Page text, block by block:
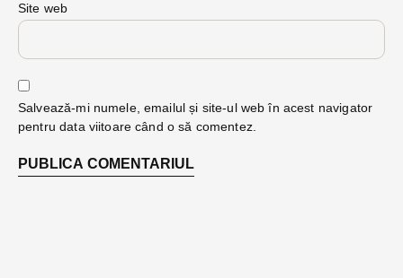
Site web
Salvează-mi numele, emailul și site-ul web în acest navigator
pentru data viitoare când o să comentez.